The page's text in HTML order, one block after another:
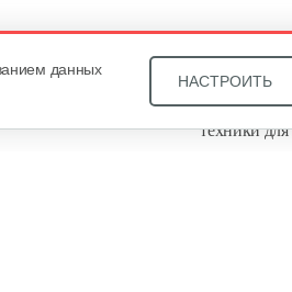
Звоните, и
техники для
данных
НАСТРОИТЬ